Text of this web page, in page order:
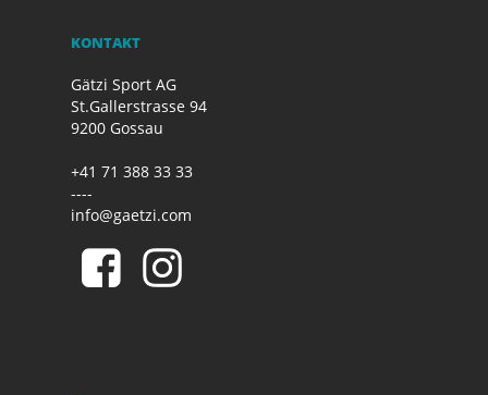
KONTAKT
Gätzi Sport AG
St.Gallerstrasse 94
9200 Gossau
+41 71 388 33 33
----
info@gaetzi.com